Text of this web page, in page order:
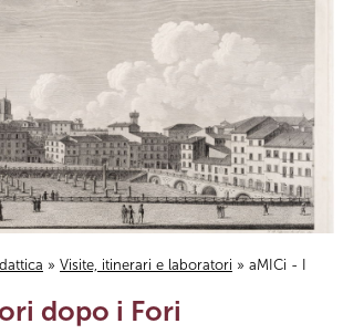
» Visite, itinerari e laboratori » aMICi - I
dopo i Fori